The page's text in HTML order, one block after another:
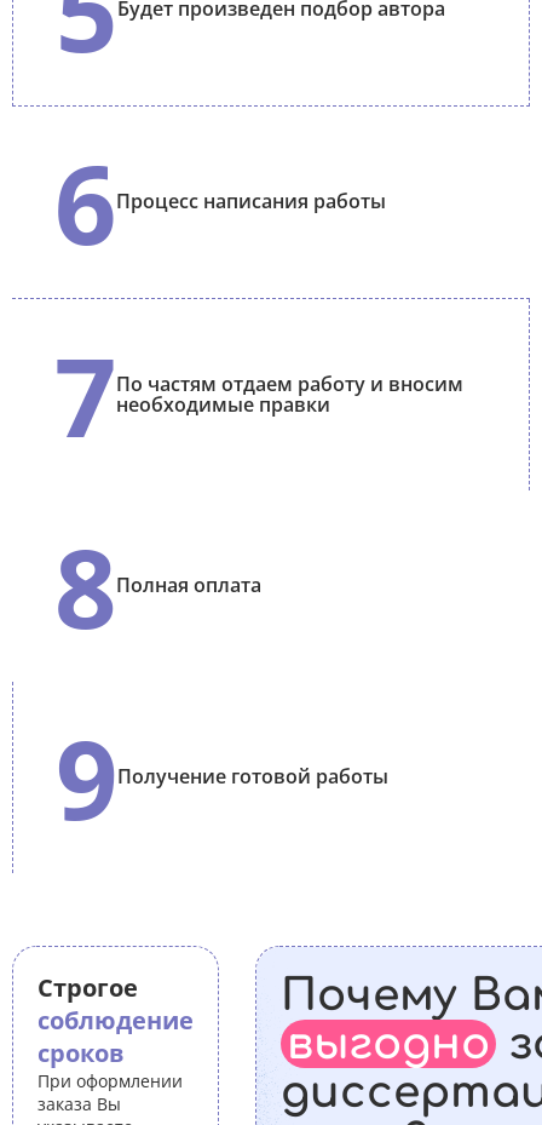
Будет произведен подбор автора
6Процесс написания работы
7По частям отдаем работу и вносим
необходимые правки
8Полная оплата
9Получение готовой работы
Строгое
соблюдение
сроков
При оформлении
заказа Вы
Почему
выгодно